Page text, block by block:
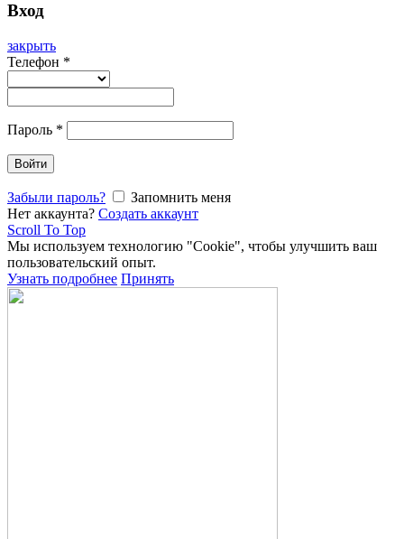
Вход
закрыть
Телефон *
Пароль *
Войти
Забыли пароль?
Запомнить меня
Нет аккаунта? Создать аккаунт
Scroll To Top
Мы используем технологию "Cookie", чтобы улучшить ваш
пользовательский опыт.
Узнать подробнее Принять